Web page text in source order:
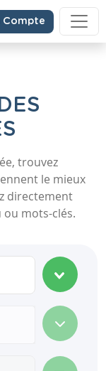
Compte
trouvez
le mieux
directement
ou mots-clés.